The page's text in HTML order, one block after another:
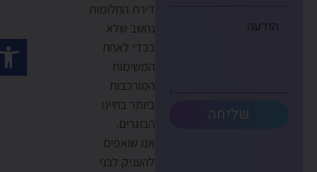
פתח
שליחה
דירת החלומות
נחשב שלא
בכדי לאחת
המשימות
המורכבות
ביותר בחיינו
הבוגרים.
אנו שואפים
להעניק לבני